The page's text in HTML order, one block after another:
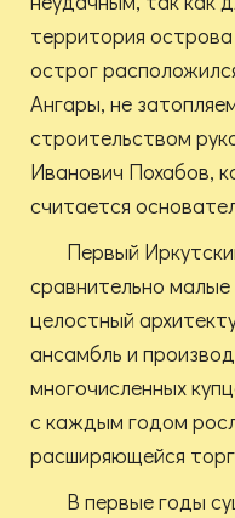
территория
острог
Ангары, не
строительством
Иванович Похабов,
считается
Первый
сравнительно
целостный
ансамбль и
многочисленных
с каждым годом
расширяющейся
В первые годы